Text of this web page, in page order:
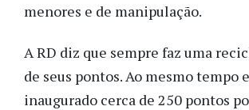
menores e de manipulação.
A RD diz que sempre faz uma
de seus pontos. Ao mesmo tempo
inaugurado cerca de 250 pontos